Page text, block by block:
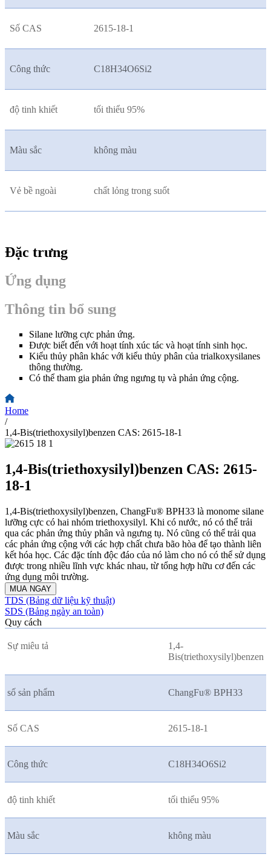
Số CAS 2615-18-1
Công thức C18H34O6Si2
độ tinh khiết tối thiểu 95%
Màu sắc không màu
Vẻ bề ngoài chất lỏng trong suốt
Đặc trưng
Ứng dụng
Thông tin bổ sung
Silane lưỡng cực phản ứng.
Được biết đến với hoạt tính xúc tác và hoạt tính sinh học.
Kiểu thủy phân khác với kiểu thủy phân của trialkoxysilanes
thông thường.
Có thể tham gia phản ứng ngưng tụ và phản ứng cộng.
Home
/
1,4-Bis(triethoxysilyl)benzen CAS: 2615-18-1
1,4-Bis(triethoxysilyl)benzen CAS: 2615-
18-1
1,4-Bis(triethoxysilyl)benzen, ChangFu® BPH33 là monome silane
lưỡng cực có hai nhóm triethoxysilyl. Khi có nước, nó có thể trải
qua các phản ứng thủy phân và ngưng tụ. Nó cũng có thể trải qua
các phản ứng cộng với các hợp chất chưa bão hòa để tạo thành liên
kết hóa học. Các đặc tính độc đáo của nó làm cho nó có thể sử dụng
được trong nhiều lĩnh vực khác nhau, từ tổng hợp hữu cơ đến các
ứng dụng môi trường.
MUA NGAY
TDS (Bảng dữ liệu kỹ thuật)
SDS (Bảng ngày an toàn)
Quy cách
Sự miêu tả
1,4-
Bis(triethoxysilyl)benzen
số sản phẩm ChangFu® BPH33
Số CAS 2615-18-1
Công thức C18H34O6Si2
độ tinh khiết tối thiểu 95%
Màu sắc không màu